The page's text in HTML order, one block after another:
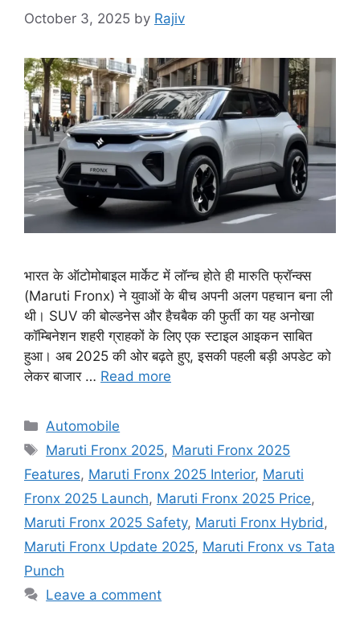
October 3, 2025 by Rajiv
भारत के ऑटोमोबाइल मार्केट में लॉन्च होते ही मारुति फ्रॉन्क्स
(Maruti Fronx) ने युवाओं के बीच अपनी अलग पहचान बना ली
थी। SUV की बोल्डनेस और हैचबैक की फुर्ती का यह अनोखा
कॉम्बिनेशन शहरी ग्राहकों के लिए एक स्टाइल आइकन साबित
हुआ। अब 2025 की ओर बढ़ते हुए, इसकी पहली बड़ी अपडेट को
लेकर बाजार … Read more
Categories
Automobile
Tags
Maruti Fronx 2025, Maruti Fronx 2025
Features, Maruti Fronx 2025 Interior, Maruti
Fronx 2025 Launch, Maruti Fronx 2025 Price,
Maruti Fronx 2025 Safety, Maruti Fronx Hybrid ,
Maruti Fronx Update 2025, Maruti Fronx vs Tata
Punch
Leave a comment